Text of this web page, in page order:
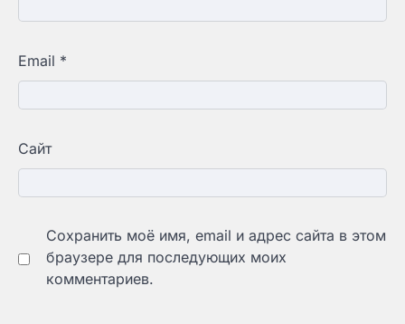
Email *
Сайт
Сохранить моё имя, email и адрес сайта в этом
браузере для последующих моих
комментариев.